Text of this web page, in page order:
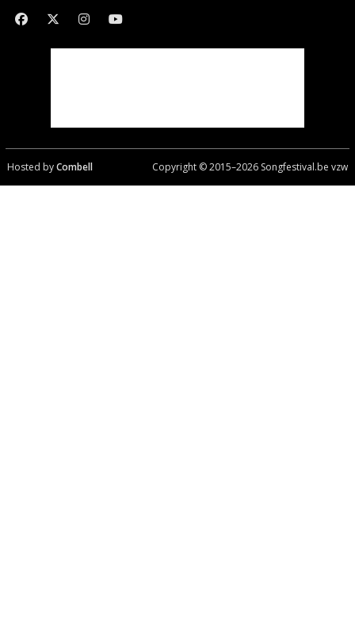
Hosted byCombell Copyright © 2015–2026Songfestival.be vzw